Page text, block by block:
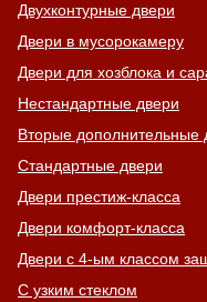
Двухконтурные двери
Двери в мусорокамеру
Двери для хозблока и
Нестандартные двери
Вторые дополнительные
Стандартные двери
Двери престиж-класса
Двери комфорт-класса
Двери с 4-ым классом
С узким стеклом